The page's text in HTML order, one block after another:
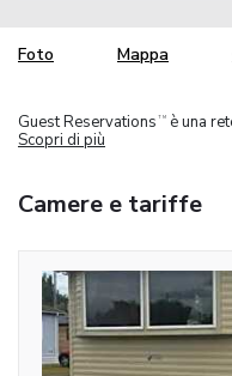
Foto Mappa
Guest Reservations TM
è una
Scopri di più
Camere e tariffe